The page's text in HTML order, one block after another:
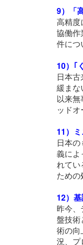
9）「
高精度
協働作
件につ
10）｢
日本
緩まな
以来
ッド
11）
日本
義によ
れてい
ための
12）
昨今
盤技術
術の向
況、プ